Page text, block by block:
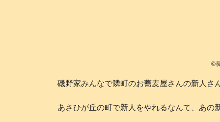
©️
磯野家みんなで隣町のお蕎麦屋さんの新人さ
あさひが丘の町で新人をやれるなんて、あ